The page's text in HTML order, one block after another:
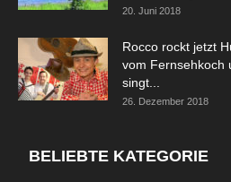
20. Juni 2018
Rocco rockt jetzt
vom Fernsehkoch
singt...
26. Dezember 2018
BELIEBTE KATEGORIE